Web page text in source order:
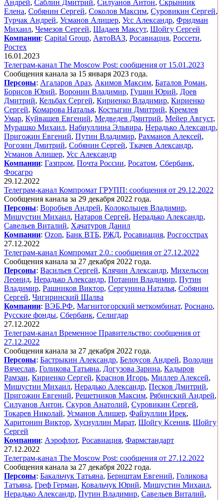
Андрей, Саблин Дмитрий, Силуанов Антон, Скрынник
Елена, Собянин Сергей, Соколов Максим, Суровикин Сергей,
Турчак Андрей, Усманов Алишер, Усс Александр, Фридман
Михаил, Чемезов Сергей, Шадаев Максут, Шойгу Сергей
Компании: Capital Group, АвтоВАЗ, Росавиация, Россети,
Ростех
16.01.2023
Телеграм-канал The Moscow Post: сообщения от 15.01.2023
Сообщения канала за 15 января 2023 года.
Персоны: Агаларов Араз, Акимов Максим, Баталов Роман,
Борисов Юрий, Воронин Владимир, Гущин Юрий, Доев
Дмитрий, Кельбах Сергей, Кириенко Владимир, Кириенко
Сергей, Комарова Наталья, Костыгин Дмитрий, Кремлев
Умар, Куйвашев Евгений, Медведев Дмитрий, Мейер Август,
Мурашко Михаил, Набиуллина Эльвира, Нерадько Александр,
Пригожин Евгений, Путин Владимир, Рахманов Алексей,
Рогозин Дмитрий, Собянин Сергей, Ткачев Александр,
Усманов Алишер, Усс Александр
Компании: Газпром, Почта России, Росатом, Сбербанк,
Фосагро
29.12.2022
Телеграм-канал Компромат ГРУПП: сообщения от 29.12.2022
Сообщения канала за 29 декабря 2022 года.
Персоны: Воробьев Андрей, Колокольцев Владимир,
Мишустин Михаил, Натаров Сергей, Нерадько Александр,
Савельев Виталий, Хачатуров Данил
Компании: Ozon, Банк ВТБ, РЖД, Росавиация, Росгосстрах
27.12.2022
Телеграм-канал Компромат 2.0.: сообщения от 27.12.2022
Сообщения канала за 27 декабря 2022 года.
Персоны: Васильев Сергей, Клячин Александр, Михельсон
Леонид, Нерадько Александр, Потанин Владимир, Путин
Владимир, Рашников Виктор, Сергунина Наталья, Собянин
Сергей, Чигиринский Шалва
Компании: ВЭБ.РФ, Магнитогорский меткомбинат, Роснано,
Русские фонды, Сбербанк, Селигдар
27.12.2022
Телеграм-канал Временное Правительство: сообщения от
27.12.2022
Сообщения канала за 27 декабря 2022 года.
Персоны: Бастрыкин Александр, Белоусов Андрей, Володин
Вячеслав, Голикова Татьяна, Догузова Зарина, Кадыров
Рамзан, Кириенко Сергей, Краснов Игорь, Миллер Алексей,
Мишустин Михаил, Нерадько Александр, Песков Дмитрий,
Пригожин Евгений, Решетников Максим, Рябинский Андрей,
Силуанов Антон, Скуров Анатолий, Суровикин Сергей,
Токарев Николай, Усманов Алишер, Файзуллин Ирек,
Харитонин Виктор, Хуснуллин Марат, Шойгу Ксения, Шойгу
Сергей
Компании: Аэрофлот, Росавиация, Фармстандарт
27.12.2022
Телеграм-канал The Moscow Post: сообщения от 27.12.2022
Сообщения канала за 27 декабря 2022 года.
Персоны: Бакальчук Татьяна, Бернштам Евгений, Голикова
Татьяна, Греф Герман, Ковальчук Юрий, Мишустин Михаил,
Нерадько Александр, Путин Владимир, Савельев Виталий,